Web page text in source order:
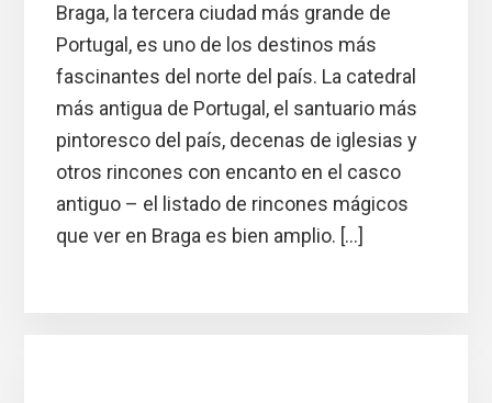
Braga, la tercera ciudad más grande de
Portugal, es uno de los destinos más
fascinantes del norte del país. La catedral
más antigua de Portugal, el santuario más
pintoresco del país, decenas de iglesias y
otros rincones con encanto en el casco
antiguo – el listado de rincones mágicos
que ver en Braga es bien amplio. […]